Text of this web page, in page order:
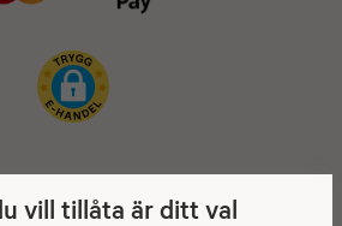
vill tillåta är ditt val